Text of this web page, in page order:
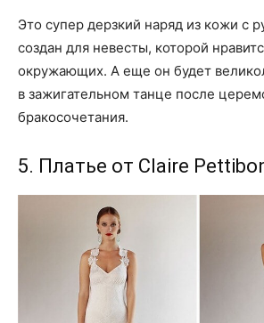
Это супер дерзкий наряд из кожи с
создан для невесты, которой
окружающих. А еще он будет
в зажигательном танце после
бракосочетания.
5. Платье от Claire